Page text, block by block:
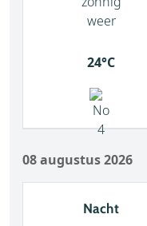
24°C
08 augustus 2026
Nacht